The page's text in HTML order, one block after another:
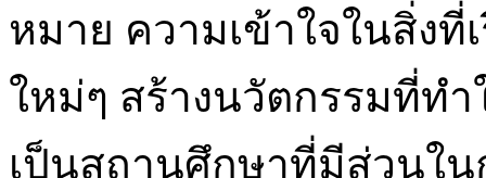
หมาย ความเข้าใจในสิ่ง
ใหม่ๆ สร้างนวัตกรรมที่ท
เป็นสถานศึกษาที่มีส่วนใ